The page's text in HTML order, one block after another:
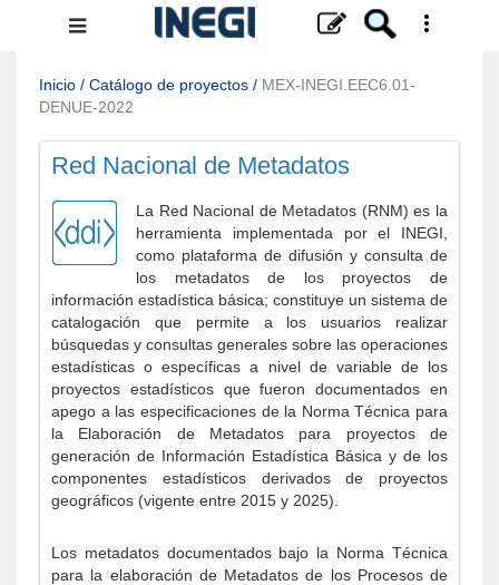
Menú
navegación
Inicio / Catálogo de proyectos / MEX-INEGI.EEC6.01-
DENUE-2022
Red Nacional de Metadatos
La Red Nacional de Metadatos (RNM) es la
herramienta implementada por el INEGI,
como plataforma de difusión y consulta de
los metadatos de los proyectos de
información estadística básica; constituye un sistema de
catalogación que permite a los usuarios realizar
búsquedas y consultas generales sobre las operaciones
estadísticas o específicas a nivel de variable de los
proyectos estadísticos que fueron documentados en
apego a las especificaciones de la Norma Técnica para
la Elaboración de Metadatos para proyectos de
generación de Información Estadística Básica y de los
componentes estadísticos derivados de proyectos
geográficos (vigente entre 2015 y 2025).
Los metadatos documentados bajo la Norma Técnica
para la elaboración de Metadatos de los Procesos de